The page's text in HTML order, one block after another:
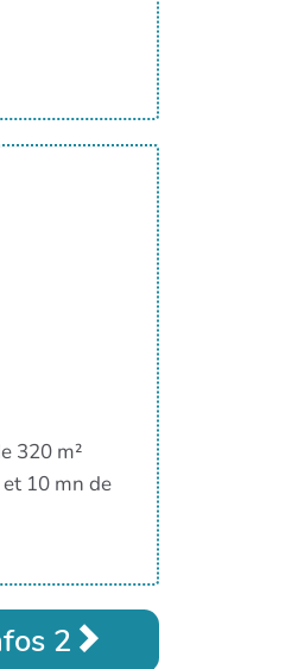
320 m²
10 mn de
2